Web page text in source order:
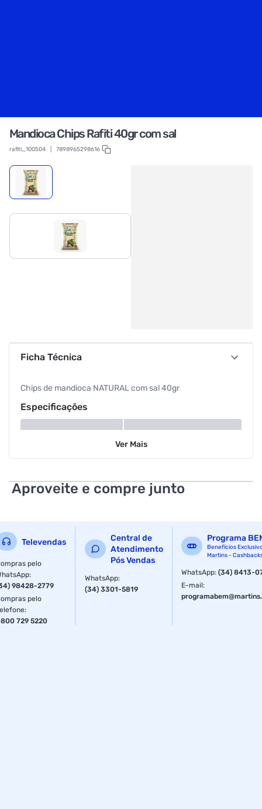
Mandioca Chips Rafiti 40gr com sal
rafiti_100504 7898965298616
Ficha Técnica
Chips de mandioca NATURAL com sal 40gr
Especificações
Ver Mais
Aproveite e compre junto
Televendas
pelo
:
98428-2779
pelo
:
729 5220
Central de
Atendimento
Pós Vendas
WhatsApp:
(34) 3301-5819
Programa
Benefícios
Martins -
WhatsApp:(34) 8413-
E-mail: